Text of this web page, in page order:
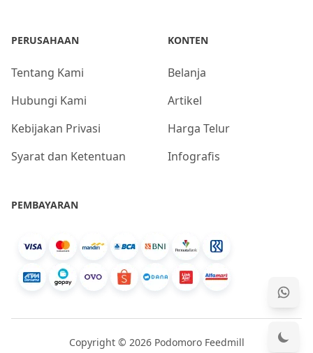
PERUSAHAAN
Tentang Kami
Hubungi Kami
Kebijakan Privasi
Syarat dan Ketentuan
KONTEN
Belanja
Artikel
Harga Telur
Infografis
PEMBAYARAN
Copyright © 2026 Podomoro Feedmill